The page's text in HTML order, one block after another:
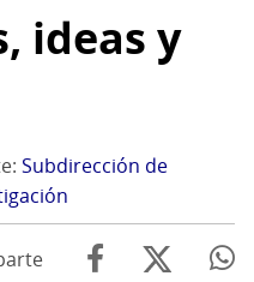
ideas y
Subdirección de